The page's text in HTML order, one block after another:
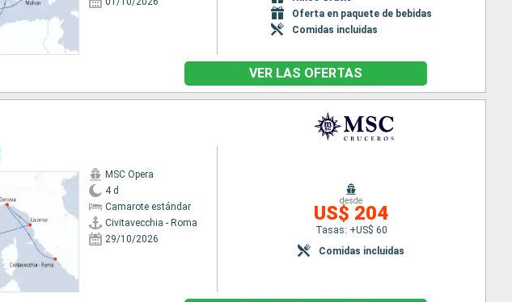
Oferta en paquete de bebidas
Comidas incluidas
VER LAS OFERTAS
MSC Opera
4 d
Camarote estándar
Civitavecchia - Roma
29/10/2026
desde
US$ 204
Tasas: +US$ 60
Comidas incluidas